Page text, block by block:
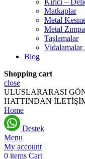
Matkaplar
Metal
Metal
Taşlamalar
Vidalamalar
Blog
Shopping cart
close
ULUSLARARASI
HATTINDAN
Home
Destek
Menu
My account
0 items Cart